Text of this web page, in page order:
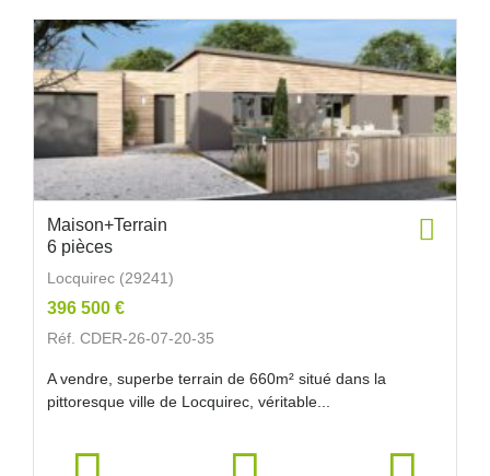
Maison+Terrain
6 pièces
Locquirec (29241)
396 500 €
Réf. CDER-26-07-20-35
A vendre, superbe terrain de 660m² situé dans la
pittoresque ville de Locquirec, véritable...